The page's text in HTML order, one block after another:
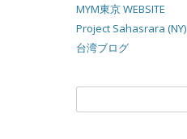
MYM東京 WEBSITE
Project Sahasrara (NY)
台湾ブログ
索: